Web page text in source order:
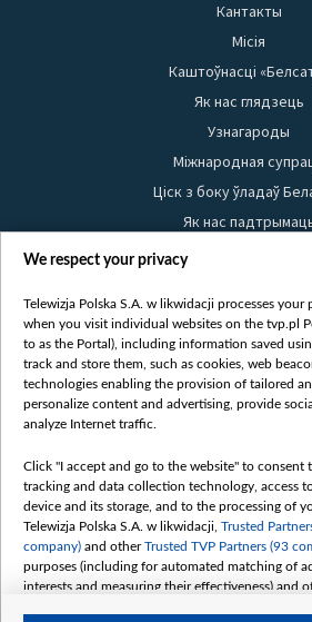
Кантакты
Місія
Каштоўнасці
Як нас глядзець
Узнагароды
Міжнародная
Ціск з боку ўладаў
Як нас
Правілы выкарыстання
Бяспека
Youtube
Белсат news
Белсат Shorts
Жэстачайшы
Belsat English
Biełsat PL
Белсат Now
Белсат History
We respect your privacy
Telewizja Polska S.A. w likwidacji processes your
when you visit individual websites on the tvp.pl
to as the Portal), including information saved
track and store them, such as cookies, web
technologies enabling the provision of tailored
personalize content and advertising, provide
analyze Internet traffic.
Click "I accept and go to the website" to consent
tracking and data collection technology, access
device and its storage, and to the processing of
Telewizja Polska S.A. w likwidacji, Trusted
company) and otherTrusted TVP Partners (93
purposes (including for automated matching of
interests and measuring their effectiveness) and